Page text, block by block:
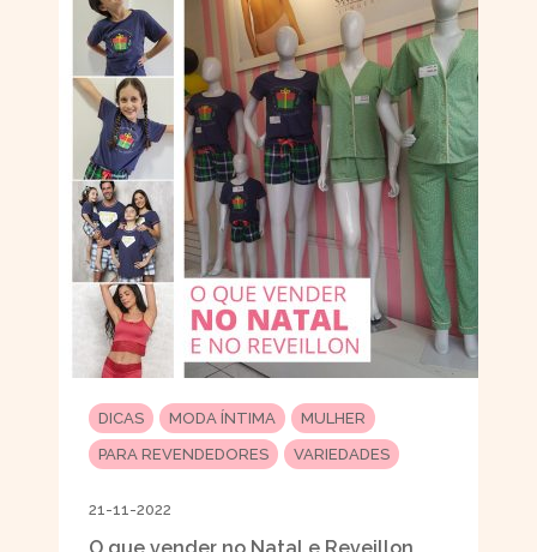
DICAS MODA ÍNTIMA
MULHER
PARA REVENDEDORES
VARIEDADES
21-11-2022